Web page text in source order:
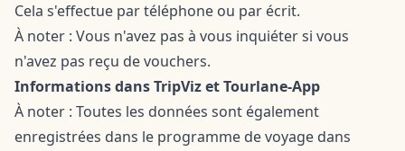
Cela s'effectue par téléphone ou par écrit.
À noter : Vous n'avez pas à vous inquiéter si vous
n'avez pas reçu de vouchers.
Informations dans TripViz et Tourlane-App
À noter : Toutes les données sont également
enregistrées dans le programme de voyage dans